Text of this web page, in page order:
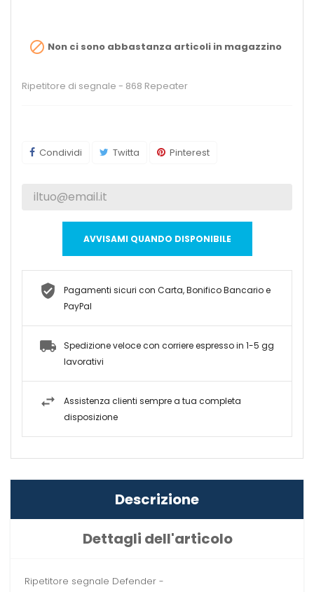
 Non ci sono abbastanza articoli in magazzino
Ripetitore di segnale - 868 Repeater
Condividi Twitta Pinterest
AVVISAMI QUANDO DISPONIBILE
Pagamenti sicuri con Carta, Bonifico Bancario e
PayPal
Spedizione veloce con corriere espresso in 1-5 gg
lavorativi
Assistenza clienti sempre a tua completa
disposizione
Descrizione
Dettagli dell'articolo
Ripetitore segnale Defender -